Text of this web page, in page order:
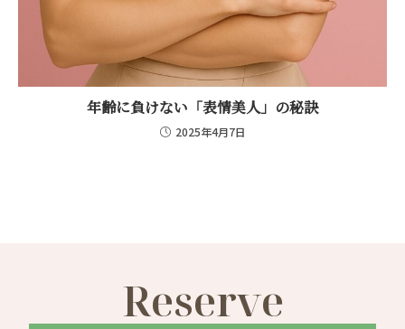
年齢に負けない「表情美人」の秘訣
2025年4月7日
Reserve